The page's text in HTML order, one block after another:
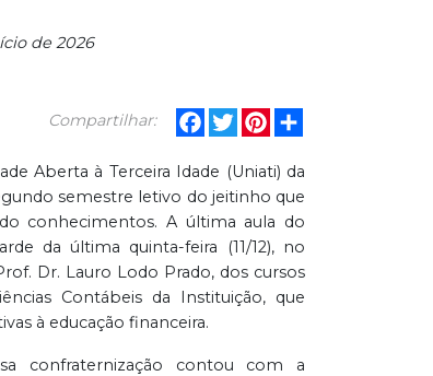
de 2026
Compartilhar: Facebook
TwitterPinterest
Aberta à Terceira Idade (Uniati) da
semestre letivo do jeitinho que
conhecimentos. A última aula do
da última quinta-feira (11/12), no
Dr. Lauro Lodo Prado, dos cursos
Contábeis da Instituição, que
à educação financeira.
confraternização contou com a